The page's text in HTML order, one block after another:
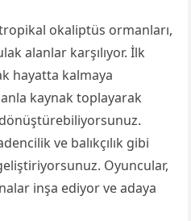
tropikal okaliptüs ormanları,
alanlar karşılıyor. İlk
hayatta kalmaya
kaynak toplayarak
ve balıkçılık gibi
Oyuncular,
inşa ediyor ve adaya